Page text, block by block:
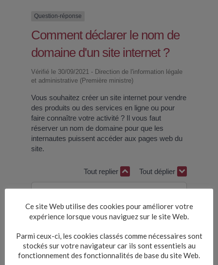
Question-réponse
Comment déclarer le nom de
domaine d'un site internet ?
Vérifié le 30/09/2021 - Direction de l'information légale
et administrative (Première ministre)
Vous souhaitez créer un site internet pour vendre
des produits ou des services en ligne ou pour
faire connaître votre activité ? Il vous faut
réserver un nom de domaine pour que les
internautes puissent accéder aux pages web du
site.
Tout replier Tout déplier
Protection au titre de la propriété
intellectuelle
Déclaration
Ce site Web utilise des cookies pour améliorer votre
expérience lorsque vous naviguez sur le site Web.
Parmi ceux-ci, les cookies classés comme nécessaires sont
stockés sur votre navigateur car ils sont essentiels au
fonctionnement des fonctionnalités de base du site Web.